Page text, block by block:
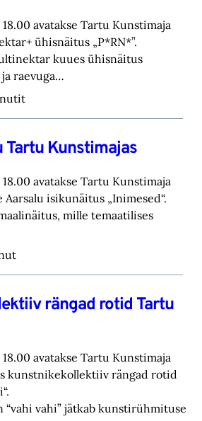
avatakse Tartu Kunstimaja
ühisnäitus „P*RN*”.
kuues ühisnäitus
raevuga…
Tartu Kunstimajas
avatakse Tartu Kunstimaja
Aarsalu isikunäitus „Inimesed“.
mille temaatilises
rängad rotid Tartu
avatakse Tartu Kunstimaja
kunstnikekollektiiv rängad rotid
vahi” jätkab kunstirühmituse